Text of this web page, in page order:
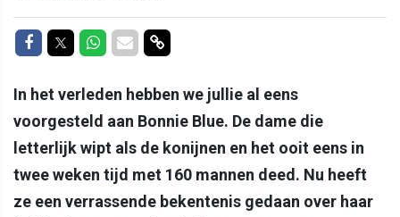
Delen op Facebook
Delen op Twitter
Delen op Whatsapp
Delen via Mail
Delen via link
In het verleden hebben we jullie al eens
voorgesteld aan Bonnie Blue. De dame die
letterlijk wipt als de konijnen en het ooit eens in
twee weken tijd met 160 mannen deed. Nu heeft
ze een verrassende bekentenis gedaan over haar